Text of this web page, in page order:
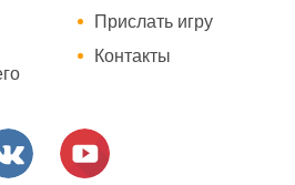
Прислать игру
Контакты